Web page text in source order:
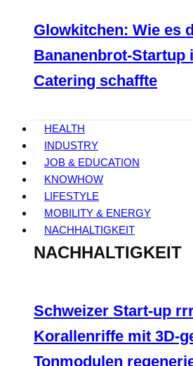
Glowkitchen: Wie es
Bananenbrot-Startup
Catering schaffte
HEALTH
INDUSTRY
JOB & EDUCATION
KNOWHOW
LIFESTYLE
MOBILITY & ENERGY
NACHHALTIGKEIT
NACHHALTIGKEIT
Schweizer Start-up
Korallenriffe mit 3D-
Tonmodulen